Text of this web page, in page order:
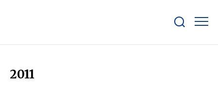
bar
2011